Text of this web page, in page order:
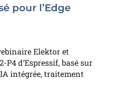
pour l’Edge
Elektor et
P4 d’Espressif, basé sur
intégrée, traitement